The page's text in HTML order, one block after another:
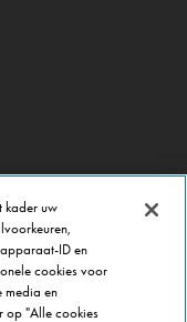
kader uw
ID en
cookies voor
media en
op "Alle cookies